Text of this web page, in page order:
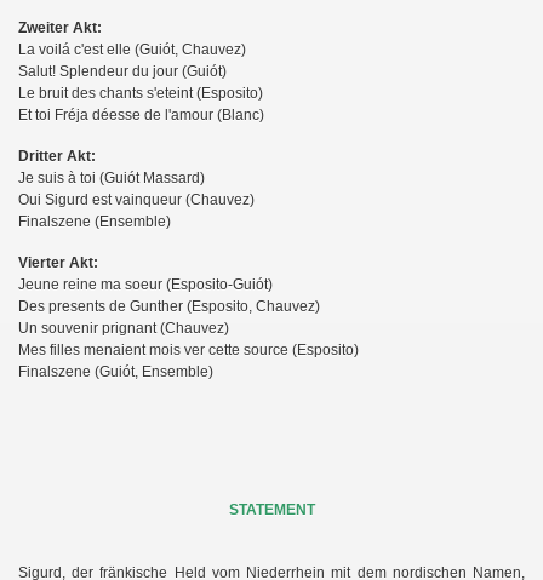
Zweiter Akt:
La voilá c'est elle (Guiót, Chauvez)
Salut! Splendeur du jour (Guiót)
Le bruit des chants s'eteint (Esposito)
Et toi Fréja déesse de l'amour (Blanc)
Dritter Akt:
Je suis à toi (Guiót Massard)
Oui Sigurd est vainqueur (Chauvez)
Finalszene (Ensemble)
Vierter Akt:
Jeune reine ma soeur (Esposito-Guiót)
Des presents de Gunther (Esposito, Chauvez)
Un souvenir prignant (Chauvez)
Mes filles menaient mois ver cette source (Esposito)
Finalszene (Guiót, Ensemble)
STATEMENT
Sigurd, der fränkische Held vom Niederrhein mit dem nordischen Namen,